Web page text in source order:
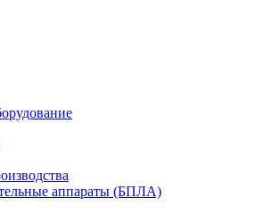
аппараты (БПЛА)